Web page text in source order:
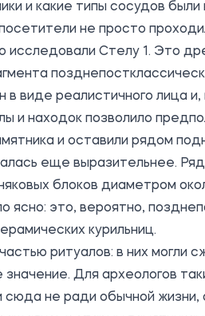
и какие типы сосудов
не просто
исследовали Стелу 1. Это
в виде реалистичного лица
и находок позволило
и оставили рядом
еще выразительнее.
блоков диаметром
ясно: это, вероятно,
курильниц.
ритуалов: в них могли
Для археологов
сюда не ради обычной жизни,